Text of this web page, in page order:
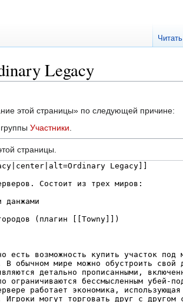
Legacy
этой страницы» по следующей причине:
Участники
страницы.
Читать